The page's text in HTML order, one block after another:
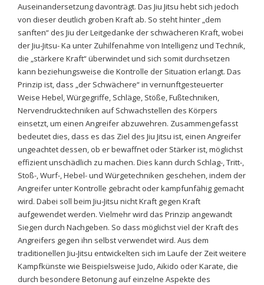
Auseinandersetzung davonträgt. Das Jiu Jitsu hebt sich jedoch
von dieser deutlich groben Kraft ab. So steht hinter „dem
sanften“ des Jiu der Leitgedanke der schwächeren Kraft, wobei
der Jiu-Jitsu- Ka unter Zuhilfenahme von Intelligenz und Technik,
die „stärkere Kraft“ überwindet und sich somit durchsetzen
kann beziehungsweise die Kontrolle der Situation erlangt. Das
Prinzip ist, dass „der Schwächere“ in vernunftgesteuerter
Weise Hebel, Würgegriffe, Schläge, Stöße, Fußtechniken,
Nervendrucktechniken auf Schwachstellen des Körpers
einsetzt, um einen Angreifer abzuwehren. Zusammengefasst
bedeutet dies, dass es das Ziel des Jiu Jitsu ist, einen Angreifer
ungeachtet dessen, ob er bewaffnet oder Stärker ist, möglichst
effizient unschädlich zu machen. Dies kann durch Schlag-, Tritt-,
Stoß-, Wurf-, Hebel- und Würgetechniken geschehen, indem der
Angreifer unter Kontrolle gebracht oder kampfunfähig gemacht
wird. Dabei soll beim Jiu-Jitsu nicht Kraft gegen Kraft
aufgewendet werden. Vielmehr wird das Prinzip angewandt
Siegen durch Nachgeben. So dass möglichst viel der Kraft des
Angreifers gegen ihn selbst verwendet wird. Aus dem
traditionellen Jiu-Jitsu entwickelten sich im Laufe der Zeit weitere
Kampfkünste wie Beispielsweise Judo, Aikido oder Karate, die
durch besondere Betonung auf einzelne Aspekte des